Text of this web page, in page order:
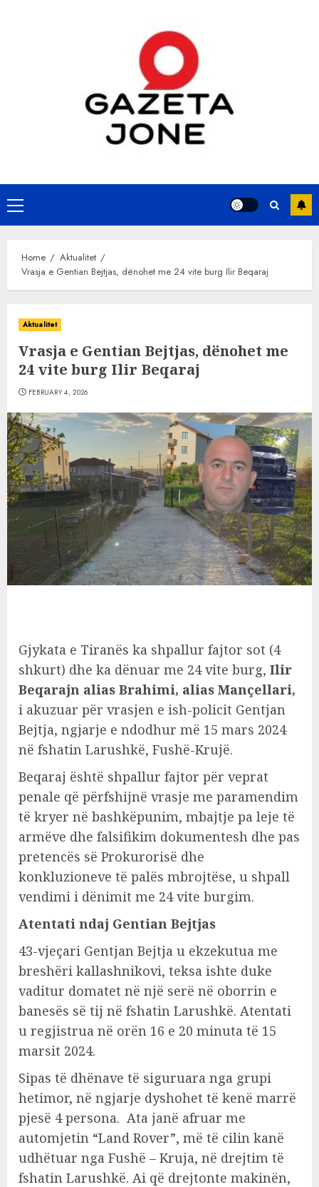
Primary
Menu
Home
Aktualitet
Vrasja e Gentian Bejtjas, dënohet me 24 vite burg Ilir Beqaraj
Aktualitet
Vrasja e Gentian Bejtjas, dënohet me
24 vite burg Ilir Beqaraj
FEBRUARY 4, 2026
Gjykata e Tiranës ka shpallur fajtor sot (4
shkurt) dhe ka dënuar me 24 vite burg, Ilir
Beqarajn alias Brahimi, alias Mançellari,
i akuzuar për vrasjen e ish-policit Gentjan
Bejtja, ngjarje e ndodhur më 15 mars 2024
në fshatin Larushkë, Fushë-Krujë.
Beqaraj është shpallur fajtor për veprat
penale që përfshijnë vrasje me paramendim
të kryer në bashkëpunim, mbajtje pa leje të
armëve dhe falsifikim dokumentesh dhe pas
pretencës së Prokurorisë dhe
konkluzioneve të palës mbrojtëse, u shpall
vendimi i dënimit me 24 vite burgim.
Atentati ndaj Gentian Bejtjas
43-vjeçari Gentjan Bejtja u ekzekutua me
breshëri kallashnikovi, teksa ishte duke
vaditur domatet në një serë në oborrin e
banesës së tij në fshatin Larushkë. Atentati
u regjistrua në orën 16 e 20 minuta të 15
marsit 2024.
Sipas të dhënave të siguruara nga grupi
hetimor, në ngjarje dyshohet të kenë marrë
pjesë 4 persona. Ata janë afruar me
automjetin “Land Rover”, më të cilin kanë
udhëtuar nga Fushë – Kruja, në drejtim të
fshatin Larushkë. Ai që drejtonte makinën,